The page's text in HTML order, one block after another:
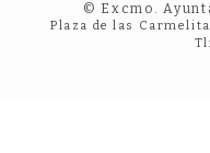
© Excmo.
Plaza de las